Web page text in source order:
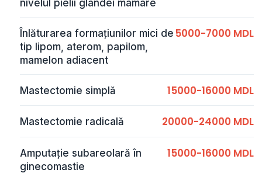
nivelul pielii glandei mamare
Înlăturarea formațiunilor mici de
tip lipom, aterom, papilom,
mamelon adiacent
5000-7000 MDL
Mastectomie simplă 15000-16000 MDL
Mastectomie radicală 20000-24000 MDL
Amputație subareolară în
ginecomastie
15000-16000 MDL